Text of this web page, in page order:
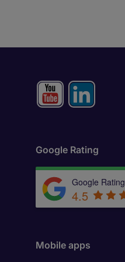
Google Rating
Google Rating
4.5
Mobile apps